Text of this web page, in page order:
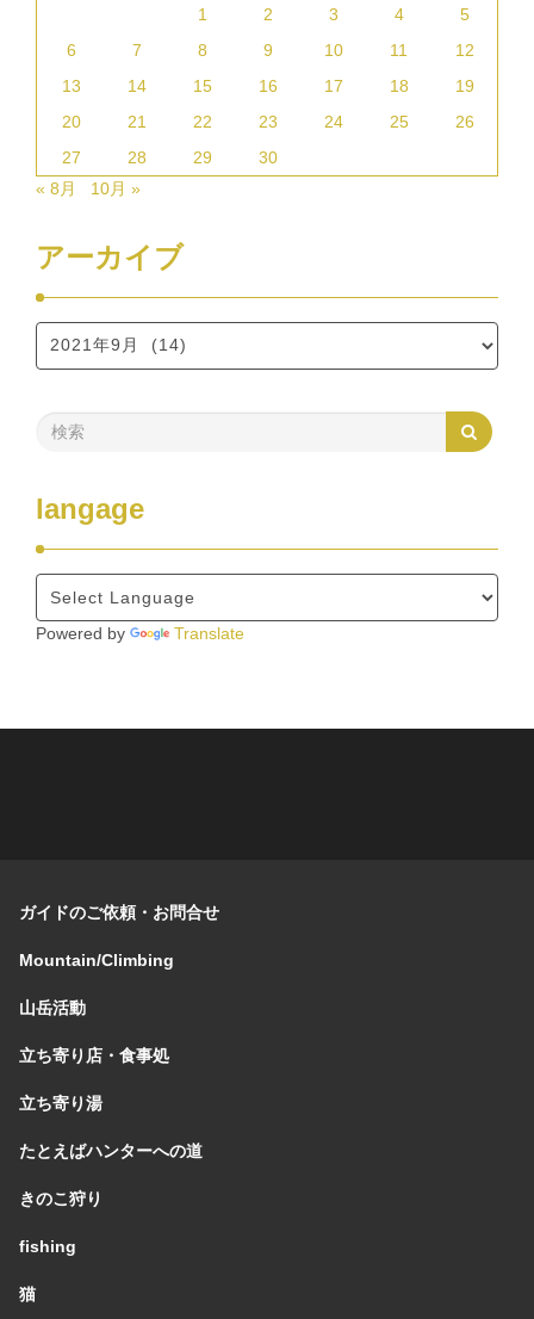
1
2 3 4
5
6
7 8 9 10 11
12
13
14 15 16 17 18
19
20
21 22 23 24 25
26
27
28 29
30
« 8月
10月 »
アーカイブ
langage
Powered by Translate
ガイドのご依頼・お問合せ
Mountain/Climbing
山岳活動
立ち寄り店・食事処
立ち寄り湯
たとえばハンターへの道
きのこ狩り
fishing
猫